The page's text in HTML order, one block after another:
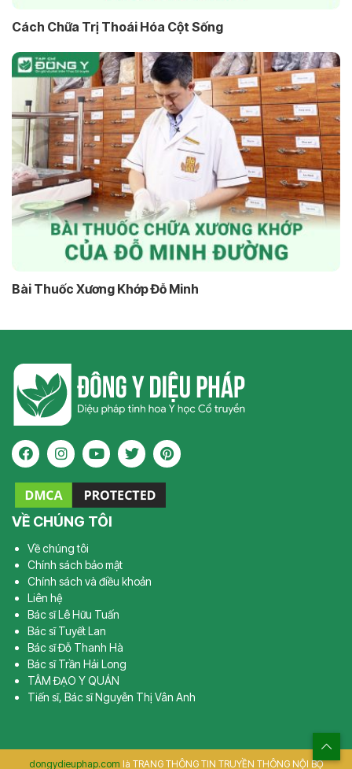
Cách Chữa Trị Thoái Hóa Cột Sống
Bài Thuốc Xương Khớp Đỗ Minh
VỀ CHÚNG TÔI
Về chúng tôi
Chính sách bảo mật
Chính sách và điều khoản
Liên hệ
Bác sĩ Lê Hữu Tuấn
Bác sĩ Tuyết Lan
Bác sĩ Đỗ Thanh Hà
Bác sĩ Trần Hải Long
TÂM ĐẠO Y QUÁN
Tiến sĩ, Bác sĩ Nguyễn Thị Vân Anh
dongydieuphap.com là TRANG THÔNG TIN TRUYỀN THÔNG NỘI BỘ